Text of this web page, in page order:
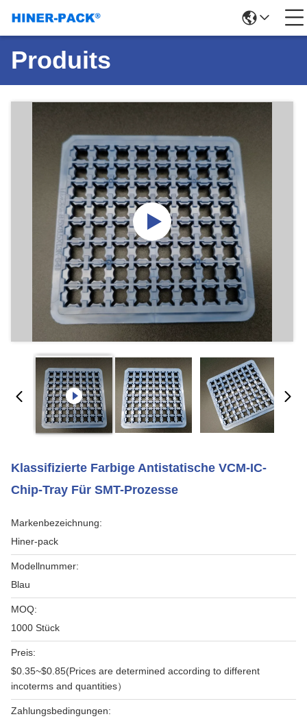
Produits
Klassifizierte Farbige Antistatische VCM-IC-
Chip-Tray Für SMT-Prozesse
Markenbezeichnung:
Hiner-pack
Modellnummer:
Blau
MOQ:
1000 Stück
Preis:
$0.35~$0.85(Prices are determined according to different
incoterms and quantities）
Zahlungsbedingungen: